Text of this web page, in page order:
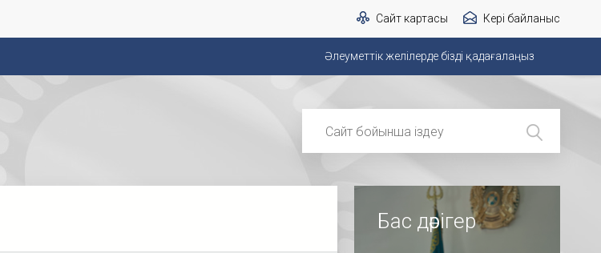
Сайт картасы Кері байланыс
Әлеуметтік желілерде бізді қадағалаңыз
Бас дәрігер